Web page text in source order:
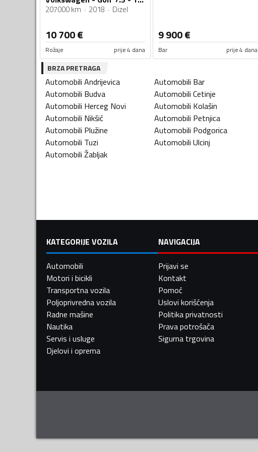
207000 km 2018 Dizel
10 700€
Rožaje prije 4 dana
9 900€
Bar prije 4 dana
BRZA PRETRAGA
Automobili Andrijevica Automobili Bar
Automobili Budva Automobili Cetinje
Automobili Herceg Novi Automobili Kolašin
Automobili Nikšić Automobili Petnjica
Automobili Plužine Automobili Podgorica
Automobili Tuzi Automobili Ulcinj
Automobili Žabljak
KATEGORIJE VOZILA
Automobili
Motori i bicikli
Transportna vozila
Poljoprivredna vozila
Radne mašine
Nautika
Servis i usluge
Djelovi i oprema
NAVIGACIJA
Prijavi se
Kontakt
Pomoć
Uslovi korišćenja
Politika privatnosti
Prava potrošača
Sigurna trgovina